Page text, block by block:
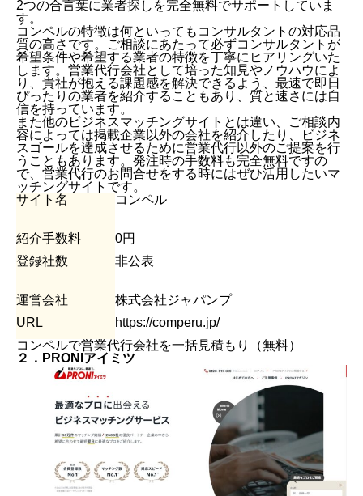
2つの合言葉に業者探しを完全無料でサポートしていま
す。
コンペルの特徴は何といってもコンサルタントの対応品
質の高さです。ご相談にあたって必ずコンサルタントが
希望条件や希望する業者の特徴を丁寧にヒアリングいた
します。営業代行会社として培った知見やノウハウによ
り、貴社が抱える課題感を解決できるよう、最速で即日
ぴったりの業者を紹介することもあり、質と速さには自
信を持っています。
また他のビジネスマッチングサイトとは違い、ご相談内
容によっては掲載企業以外の会社を紹介したり、ビジネ
スゴールを達成させるために営業代行以外のご提案を行
うこともあります。発注時の手数料も完全無料ですの
で、営業代行のお問合せをする時にはぜひ活用したいマ
ッチングサイトです。
サイト名
コンペル
紹介手数料
0円
登録社数
非公表
運営会社
株式会社ジャパンプ
URL
https://comperu.jp/
コンペルで営業代行会社を一括見積もり（無料）
２．PRONIアイミツ